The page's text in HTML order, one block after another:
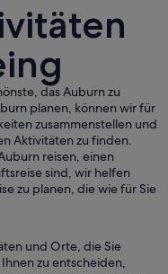
mit klarem Wasser, eine
das Auburn zu
planen, können wir für
zusammenstellen und
Aktivitäten zu finden.
reisen, einen
sind, wir helfen
zu planen, die wie für Sie
und Orte, die Sie
zu entscheiden,